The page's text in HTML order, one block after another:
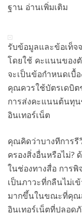
ฐาน อ่านเพิ่มเติม
รับข้อมูลและข้อเท็จ
โดยใช้ คะแนนของ
จะเป็นข้อกำหนดเบื้
คุณควรใช้บัตรเดบิต
การส่งคะแนนต้นทุน
อินเทอร์เน็ต
คุณคิดว่าบางทีการรี
ครองสิ่งอื่นหรือไม่?
ในช่องทางสื่อ การ
เป็นภาวะที่กลืนไม่เ
มากขึ้นในขณะที่คุณ
อินเทอร์เน็ตที่ปลอด